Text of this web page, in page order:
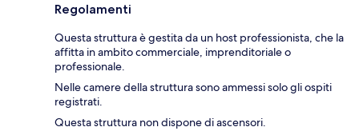
Regolamenti
Questa struttura è gestita da un host professionista, che la
affitta in ambito commerciale, imprenditoriale o
professionale.
Nelle camere della struttura sono ammessi solo gli ospiti
registrati.
Questa struttura non dispone di ascensori.